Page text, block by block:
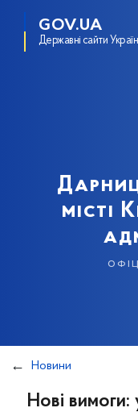
GOV.UA
Державні сайти
місті
Новини
Нові вимоги: